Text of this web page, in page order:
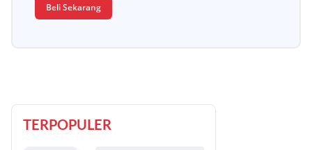
Beli Sekarang
TERPOPULER